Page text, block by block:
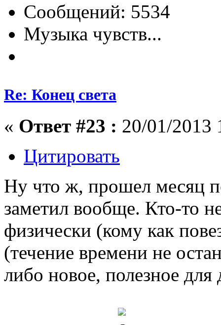
Сообщений: 5534
Музыка чувств...
Re: Конец света
« Ответ #23 : 20/01/2013
Цитировать
Ну что ж, прошел месяц
заметил вообще. Кто-то
физически (кому как
(течение времени не
либо новое, полезное